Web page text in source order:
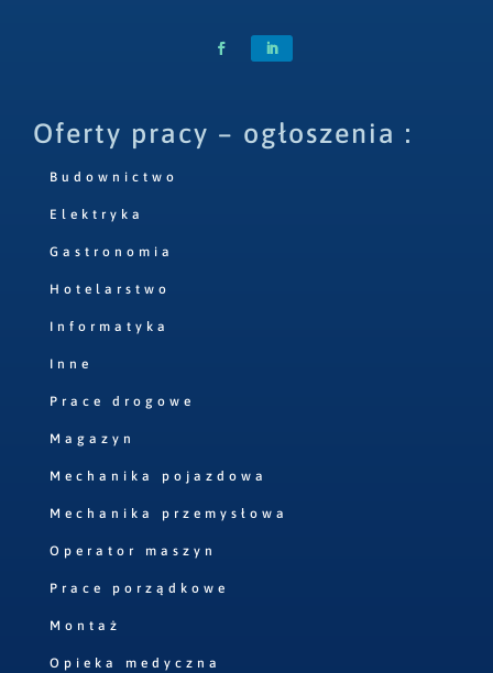
Oferty pracy – ogłoszenia :
Budownictwo
Elektryka
Gastronomia
Hotelarstwo
Informatyka
Inne
Prace drogowe
Magazyn
Mechanika pojazdowa
Mechanika przemysłowa
Operator maszyn
Prace porządkowe
Montaż
Opieka medyczna